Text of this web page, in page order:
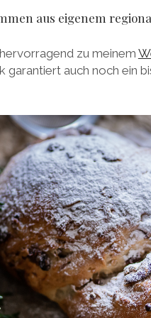
aus eigenem
zu meinem
garantiert auch noch ein